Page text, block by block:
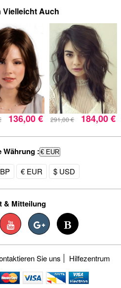
Vielleicht Auch
136,00 € 291,00 € 184,00 €
Währung :€ EUR
€ EUR $ USD
& Mitteilung
Sie uns Hilfezentrum